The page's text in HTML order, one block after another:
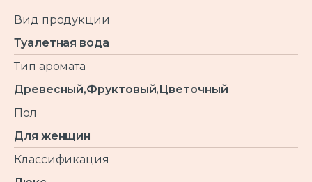
Вид продукции
Туалетная вода
Тип аромата
Древесный,Фруктовый,Цветочный
Пол
Для женщин
Классификация